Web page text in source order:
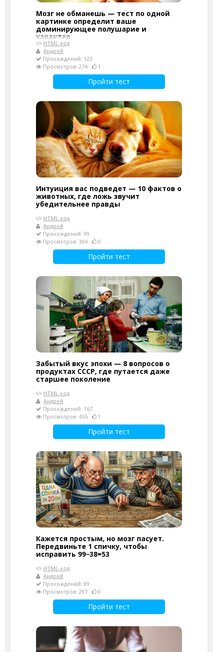
Мозг не обманешь — тест по одной
картинке определит ваше
доминирующее полушарие и
характер
HTML-код
Андрей
Прохождений: 123
Просмотров: 274
1
Пройти тест
Интуиция вас подведет — 10 фактов о
животных, где ложь звучит
убедительнее правды
HTML-код
Андрей
Прохождений: 99
Просмотров: 304
0
Пройти тест
Забытый вкус эпохи — 8 вопросов о
продуктах СССР, где путается даже
старшее поколение
HTML-код
Андрей
Прохождений: 167
Просмотров: 455
1
Пройти тест
Кажется простым, но мозг пасует.
Передвиньте 1 спичку, чтобы
исправить 99−38=53
HTML-код
Андрей
Прохождений: 89
Просмотров: 297
0
Пройти тест